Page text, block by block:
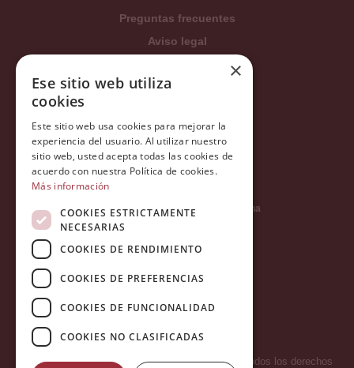
Preguntas frecuentes
Aviso legal
Condiciones generales
Política de privacidad
Política Integrada
Tratamiento de datos
Carrer del Duc, 12 - 08002 Barcelona
Copyright 2026 © LA HORMIGA DE ORO S.L. - Todos los derechos
×
Ese sitio web utiliza
cookies
Este sitio web usa cookies para mejorar la
experiencia del usuario. Al utilizar nuestro
sitio web, usted acepta todas las cookies de
acuerdo con nuestra Política de cookies.
Más información
COOKIES ESTRICTAMENTE
NECESARIAS
COOKIES DE RENDIMIENTO
COOKIES DE PREFERENCIAS
COOKIES DE FUNCIONALIDAD
COOKIES NO CLASIFICADAS